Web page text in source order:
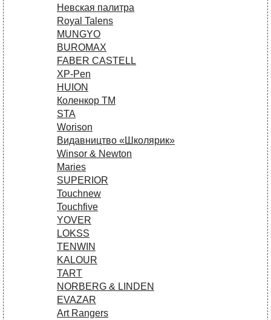
Невская палитра
Royal Talens
MUNGYO
BUROMAX
FABER CASTELL
XP-Pen
HUION
Коленкор ТМ
STA
Worison
Видавництво «Школярик»
Winsor & Newton
Maries
SUPERIOR
Touchnew
Touchfive
YOVER
LOKSS
TENWIN
KALOUR
TART
NORBERG & LINDEN
EVAZAR
Art Rangers